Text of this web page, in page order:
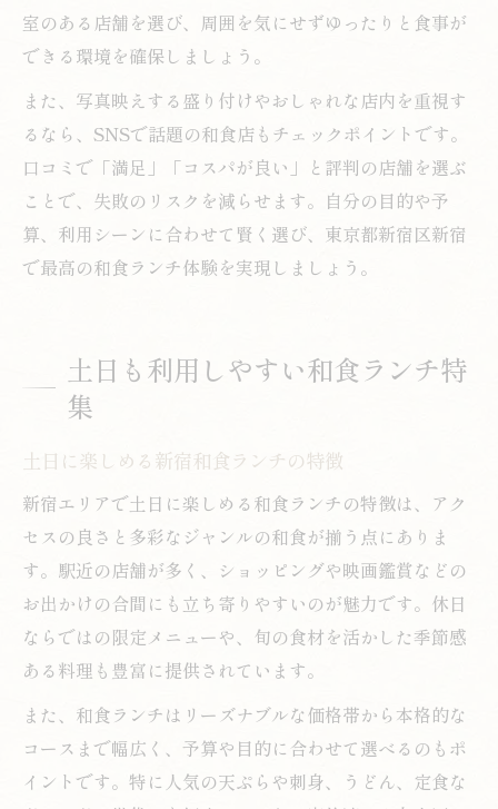
室のある店舗を選び、周囲を気にせずゆったりと食事が
できる環境を確保しましょう。
また、写真映えする盛り付けやおしゃれな店内を重視す
るなら、SNSで話題の和食店もチェックポイントです。
口コミで「満足」「コスパが良い」と評判の店舗を選ぶ
ことで、失敗のリスクを減らせます。自分の目的や予
算、利用シーンに合わせて賢く選び、東京都新宿区新宿
で最高の和食ランチ体験を実現しましょう。
土日も利用しやすい和食ランチ特
集
土日に楽しめる新宿和食ランチの特徴
新宿エリアで土日に楽しめる和食ランチの特徴は、アク
セスの良さと多彩なジャンルの和食が揃う点にありま
す。駅近の店舗が多く、ショッピングや映画鑑賞などの
お出かけの合間にも立ち寄りやすいのが魅力です。休日
ならではの限定メニューや、旬の食材を活かした季節感
ある料理も豊富に提供されています。
また、和食ランチはリーズナブルな価格帯から本格的な
コースまで幅広く、予算や目的に合わせて選べるのもポ
イントです。特に人気の天ぷらや刺身、うどん、定食な